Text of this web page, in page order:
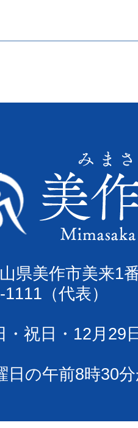
県美作市美来1
（代表）
・祝日・12月29
日の午前8時30